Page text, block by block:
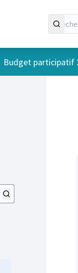
Budget participatif